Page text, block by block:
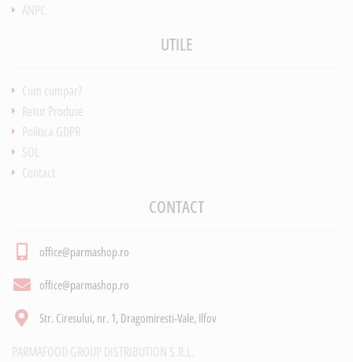
ANPC
UTILE
Cum cumpar?
Retur Produse
Politica GDPR
SOL
Contact
CONTACT
office@parmashop.ro
office@parmashop.ro
Str. Ciresului, nr. 1, Dragomiresti-Vale, Ilfov
PARMAFOOD GROUP DISTRIBUTION S.R.L.